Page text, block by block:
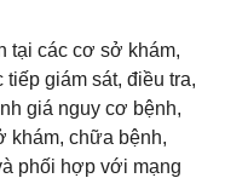
tại các cơ sở khám,
giám sát, điều tra,
giá nguy cơ bệnh,
khám, chữa bệnh,
phối hợp với mạng